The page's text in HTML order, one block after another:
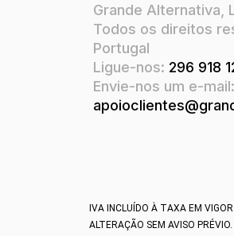
Grande Alternativa,
Todos os direitos
Portugal
Ligue-nos: 296 918
Envie-nos um e-mail:
IVA INCLUÍDO À TAXA EM
ALTERAÇÃO SEM AVISO PRÉVIO.